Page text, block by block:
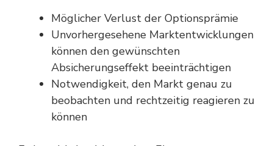
Möglicher Verlust der Optionsprämie
Unvorhergesehene Marktentwicklungen
können den gewünschten
Absicherungseffekt beeinträchtigen
Notwendigkeit, den Markt genau zu
beobachten und rechtzeitig reagieren zu
können